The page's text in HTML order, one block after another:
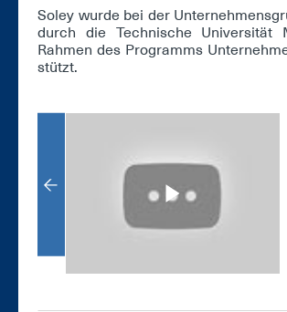
So­ley wur­de bei der
durch die Tech­ni­sche Uni­ver­si­tät
Rah­men des Pro­gramms
stützt.